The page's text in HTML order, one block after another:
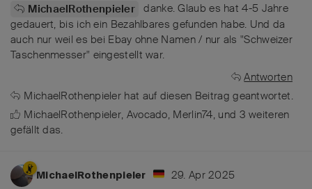
MichaelRothenpieler danke. Glaub es hat 4-5 Jahre
gedauert, bis ich ein Bezahlbares gefunden habe. Und da
auch nur weil es bei Ebay ohne Namen / nur als "Schweizer
Taschenmesser" eingestellt war.
Antworten
MichaelRothenpieler hat auf diesen Beitrag geantwortet.
MichaelRothenpieler, Avocado, Merlin74, und 3 weiteren
gefällt das.
MichaelRothenpieler 29. Apr 2025